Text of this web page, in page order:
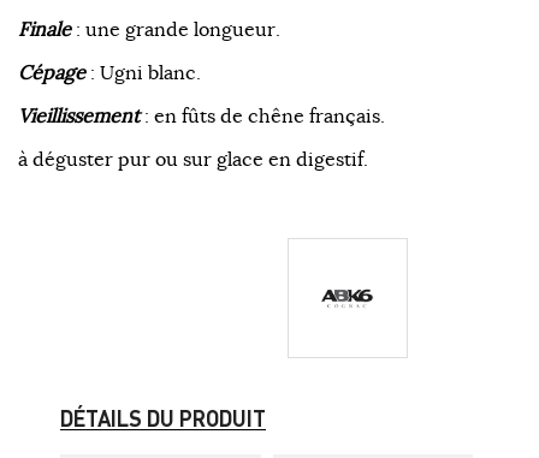
Finale: une grande longueur.
Cépage: Ugni blanc.
Vieillissement: en fûts de chêne français.
à déguster pur ou sur glace en digestif.
DÉTAILS DU PRODUIT